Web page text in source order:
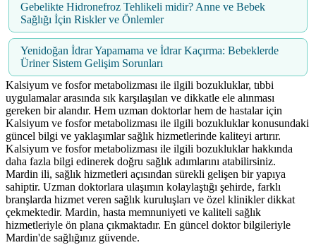
Gebelikte Hidronefroz Tehlikeli midir? Anne ve Bebek
Sağlığı İçin Riskler ve Önlemler
Yenidoğan İdrar Yapamama ve İdrar Kaçırma: Bebeklerde
Üriner Sistem Gelişim Sorunları
Kalsiyum ve fosfor metabolizması ile ilgili bozukluklar, tıbbi
uygulamalar arasında sık karşılaşılan ve dikkatle ele alınması
gereken bir alandır. Hem uzman doktorlar hem de hastalar için
Kalsiyum ve fosfor metabolizması ile ilgili bozukluklar konusundaki
güncel bilgi ve yaklaşımlar sağlık hizmetlerinde kaliteyi artırır.
Kalsiyum ve fosfor metabolizması ile ilgili bozukluklar hakkında
daha fazla bilgi edinerek doğru sağlık adımlarını atabilirsiniz.
Mardin ili, sağlık hizmetleri açısından sürekli gelişen bir yapıya
sahiptir. Uzman doktorlara ulaşımın kolaylaştığı şehirde, farklı
branşlarda hizmet veren sağlık kuruluşları ve özel klinikler dikkat
çekmektedir. Mardin, hasta memnuniyeti ve kaliteli sağlık
hizmetleriyle ön plana çıkmaktadır. En güncel doktor bilgileriyle
Mardin'de sağlığınız güvende.